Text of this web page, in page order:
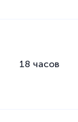
18 часов